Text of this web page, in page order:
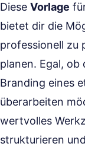
Diese Vorlage
bietet dir die
professionell zu
planen. Egal,
Branding eines
überarbeiten
wertvolles
strukturieren